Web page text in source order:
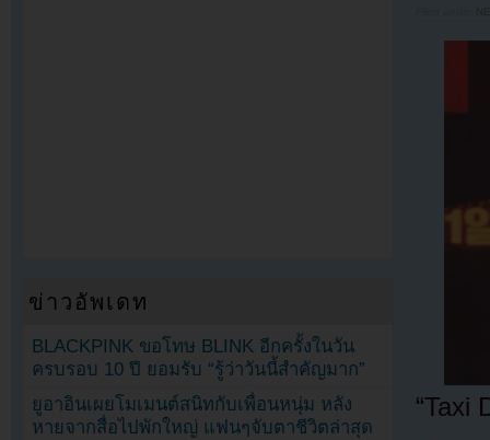
“Taxi
ข่าวอัพเดท
BLACKPINK ขอโทษ BLINK อีกครั้งในวัน
ครบรอบ 10 ปี ยอมรับ “รู้ว่าวันนี้สำคัญมาก”
ยูอาอินเผยโมเมนต์สนิทกับเพื่อนหนุ่ม หลัง
หายจากสื่อไปพักใหญ่ แฟนๆจับตาชีวิตล่าสุด